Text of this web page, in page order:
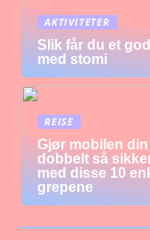
AKTIVITETER
Slik får du et
med stomi
REISE
Gjør mobilen din
dobbelt så
med disse 10
grepene